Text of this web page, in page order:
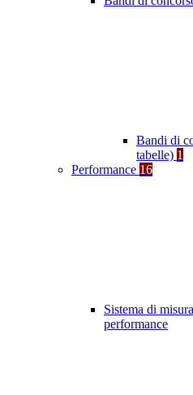
Bandi di
tabelle) 1
Performance 16
Sistema di
performance